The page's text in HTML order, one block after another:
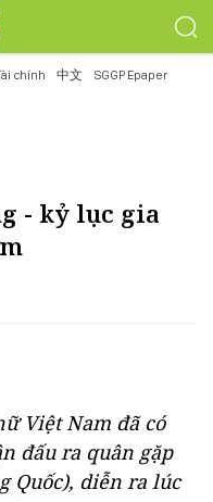
chính 中文 SGGP Epaper
- kỷ lục gia
Việt Nam đã có
đấu ra quân gặp
Quốc), diễn ra lúc